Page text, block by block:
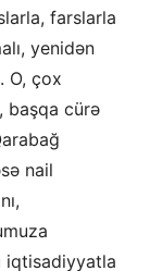
farslarla
yenidən
O, çox
başqa cürə
nail
iqtisadiyyatla